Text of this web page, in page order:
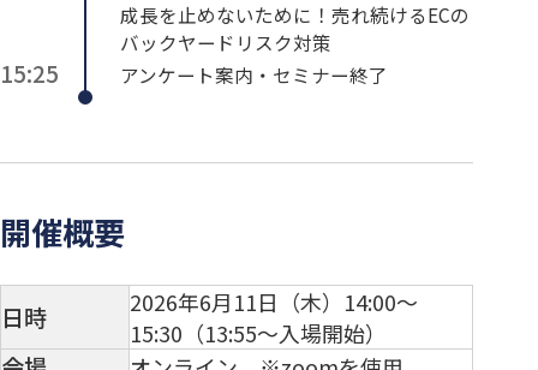
成長を止めないために！売れ続けるECの
バックヤードリスク対策
15:25 アンケート案内・セミナー終了
開催概要
日時
2026年6月11日（木）14:00～
15:30（13:55～入場開始）